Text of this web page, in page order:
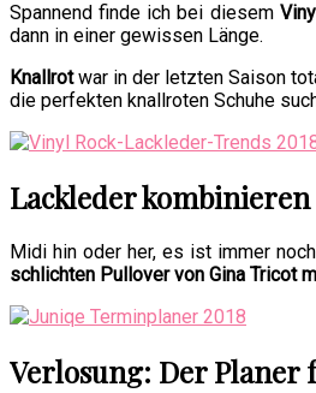
Spannend finde ich bei diesem
dann in einer gewissen Länge.
Knallrotwar in der letzten Saison
die perfekten knallroten Schuhe
Lackleder kombinieren
Midi hin oder her, es ist immer
schlichten Pullover von Gina Tricot
Verlosung: Der Planer